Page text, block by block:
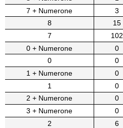
7 + Numerone
3
8
15
7
102
0 + Numerone
0
0
0
1 + Numerone
0
1
0
2 + Numerone
0
3 + Numerone
0
2
6